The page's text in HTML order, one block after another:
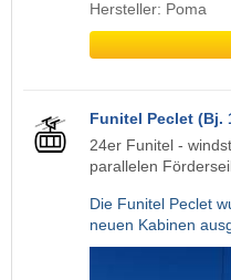
Hersteller: Poma
Funitel Peclet (Bj.
24er Funitel -
parallelen
Die Funitel Peclet
neuen Kabinen